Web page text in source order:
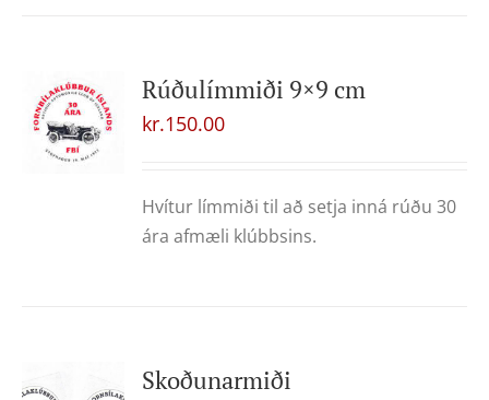
Rúðulímmiði 9×9 cm
kr.150.00
Hvítur límmiði til að setja inná rúðu 30
ára afmæli klúbbsins.
Skoðunarmiði